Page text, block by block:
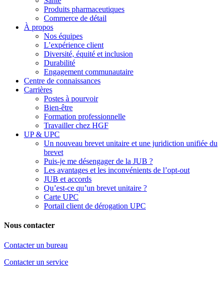
Produits pharmaceutiques
Commerce de détail
À propos
Nos équipes
L’expérience client
Diversité, équité et inclusion
Durabilité
Engagement communautaire
Centre de connaissances
Carrières
Postes à pourvoir
Bien-être
Formation professionnelle
Travailler chez HGF
UP & UPC
Un nouveau brevet unitaire et une juridiction unifiée du
brevet
Puis-je me désengager de la JUB ?
Les avantages et les inconvénients de l’opt-out
JUB et accords
Qu’est-ce qu’un brevet unitaire ?
Carte UPC
Portail client de dérogation UPC
Nous contacter
Contacter un bureau
Contacter un service